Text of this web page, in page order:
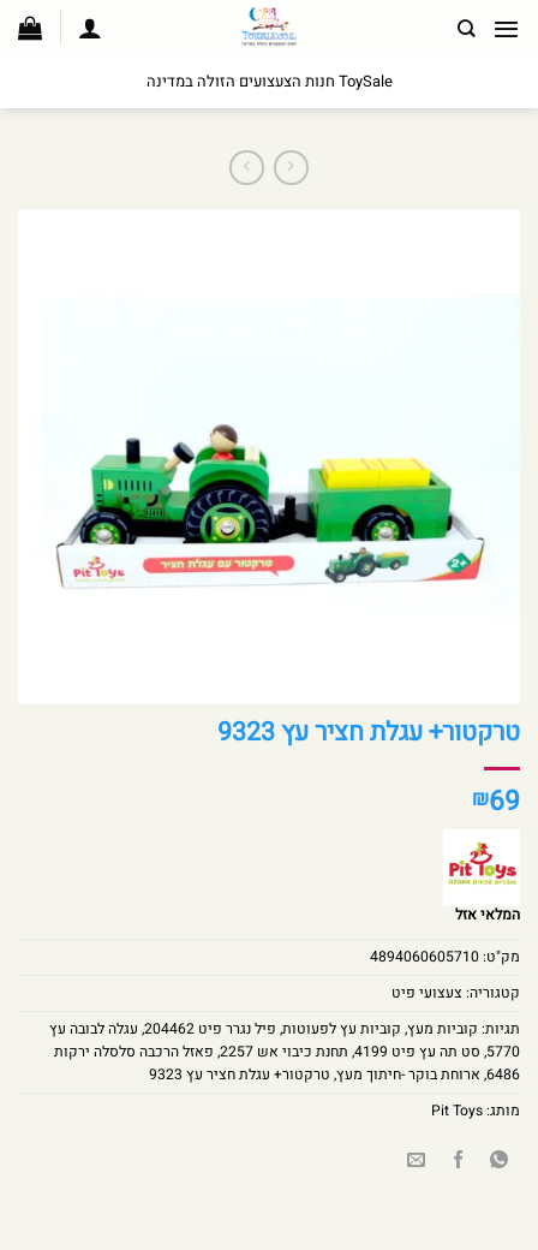
לתוכן
ToySale חנות הצעצועים הזולה במדינה
טרקטור+ עגלת חציר עץ 9323
₪69
המלאי אזל
מק"ט:4894060605710
קטגוריה: צעצועי פיט
תגיות: קוביות מעץ, קוביות עץ לפעוטות, פיל נגרר פיט 204462 , עגלה לבובה עץ
5770
, סט תה עץ פיט 4199 , תחנת כיבוי אש 2257 , פאזל הרכבה סלסלה ירקות
6486
, ארוחת בוקר -חיתוך מעץ, טרקטור+ עגלת חציר עץ 9323
מותג:Pit Toys